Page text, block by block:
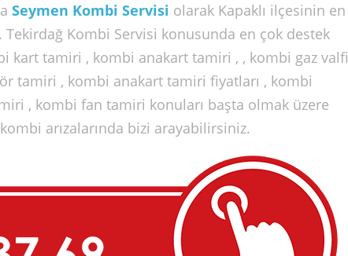
Seymen Kombi Servisi olarak Kapaklı ilçesinin en
Kombi Servisi konusunda en çok destek
kart tamiri , kombi anakart tamiri , , kombi gaz valfi
tamiri , kombi anakart tamiri fiyatları , kombi
, kombi fan tamiri konuları başta olmak üzere
arızalarında bizi arayabilirsiniz.